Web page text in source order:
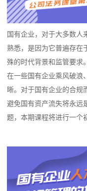
国有企业，对于大多数人
熟悉，是因为它普遍存在
殊的时代背景和监管要求
在一些国有企业乘风破浪
晰。对于国有企业的合规
避免国有资产流失将永远
题，本期课程将进行一个